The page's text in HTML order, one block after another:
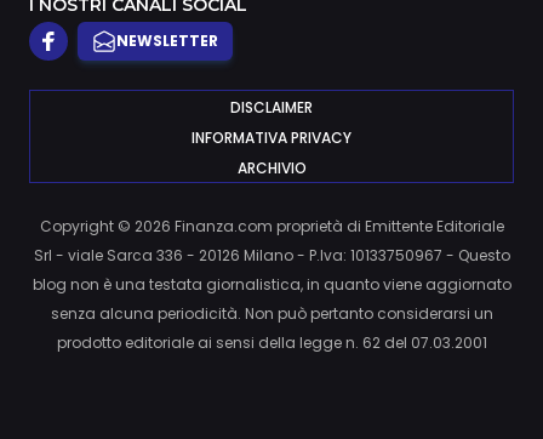
I NOSTRI CANALI SOCIAL
NEWSLETTER
DISCLAIMER
INFORMATIVA PRIVACY
ARCHIVIO
Copyright © 2026 Finanza.com proprietà di Emittente Editoriale
Srl - viale Sarca 336 - 20126 Milano - P.Iva: 10133750967 - Questo
blog non è una testata giornalistica, in quanto viene aggiornato
senza alcuna periodicità. Non può pertanto considerarsi un
prodotto editoriale ai sensi della legge n. 62 del 07.03.2001